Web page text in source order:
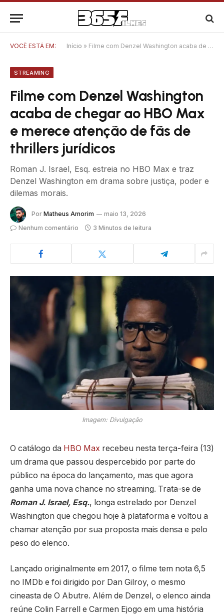
VOCÊ ESTÁ EM: Início » Filme com Denzel Washington acaba de chegar ao HBO Max e merece atenção de fãs de thrillers jurídicos
STREAMING
Filme com Denzel Washington
acaba de chegar ao HBO Max
e merece atenção de fãs de
thrillers jurídicos
Roman J. Israel, Esq. estreia no HBO Max e traz
Denzel Washington em drama sobre justiça, poder e
dilemas morais.
Por Matheus Amorim
maio 13, 2026
Nenhum comentário
3 Minutos de leitura
Imagem: Divulgação
O catálogo da HBO Max recebeu nesta terça-feira (13)
um drama que passou despercebido por parte do
público na época do lançamento, mas que agora
ganha uma nova chance no streaming. Trata-se de
Roman J. Israel, Esq., longa estrelado por Denzel
Washington que chegou hoje à plataforma e voltou a
chamar atenção por sua proposta mais densa e pelo
peso do elenco.
Lançado originalmente em 2017, o filme tem nota 6,5
no IMDb e foi dirigido por Dan Gilroy, o mesmo
cineasta de O Abutre. Além de Denzel, o elenco ainda
reúne Colin Farrell e Carmen Ejogo em uma história